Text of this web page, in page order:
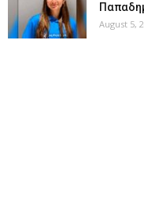
August 5,